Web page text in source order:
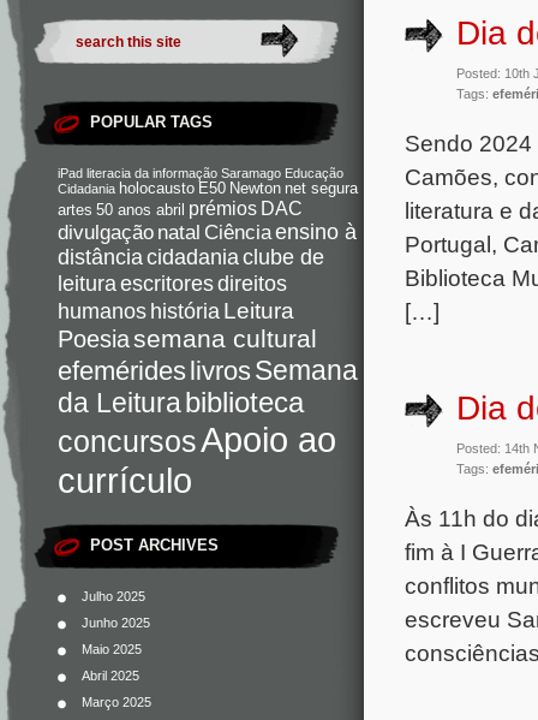
POPULAR TAGS
iPad literacia da informação Saramago Educação
Cidadania holocausto E50 Newton net segura
artes 50 anos abril prémios DAC
divulgação natal Ciênciaensino à
distânciacidadaniaclube de
leituraescritoresdireitos
humanoshistória Leitura
Poesiasemana cultural
efemérideslivrosSemana
da Leiturabiblioteca
concursosApoio ao
currículo
POST ARCHIVES
Julho 2025
Junho 2025
Maio 2025
Abril 2025
Março 2025
Dia
Posted: 10th
Tags:
Sendo
Camões,
literatura e
Portugal,
Biblioteca
[…]
Dia
Posted: 14th
Tags:
Às 11h do
fim à I
conflitos
escreveu